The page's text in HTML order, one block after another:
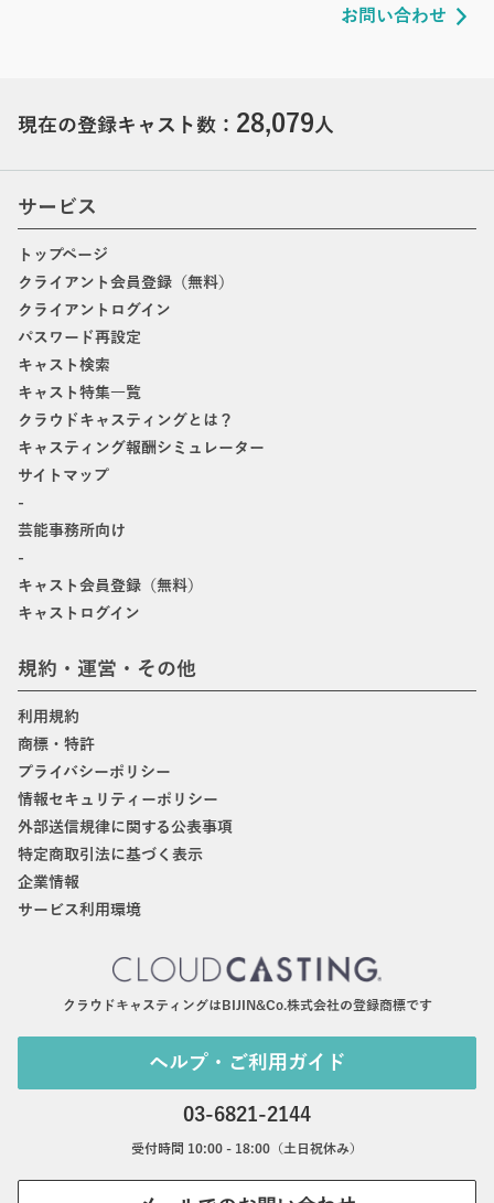
お問い合わせ
現在の登録キャスト数： 28,079人
サービス
トップページ
クライアント会員登録（無料）
クライアントログイン
パスワード再設定
キャスト検索
キャスト特集一覧
クラウドキャスティングとは？
キャスティング報酬シミュレーター
サイトマップ
-
芸能事務所向け
-
キャスト会員登録（無料）
キャストログイン
規約・運営・その他
利用規約
商標・特許
プライバシーポリシー
情報セキュリティーポリシー
外部送信規律に関する公表事項
特定商取引法に基づく表示
企業情報
サービス利用環境
クラウドキャスティングはBIJIN&Co.株式会社の登録商標です
ヘルプ・ご利用ガイド
03-6821-2144
受付時間 10:00 - 18:00（土日祝休み）